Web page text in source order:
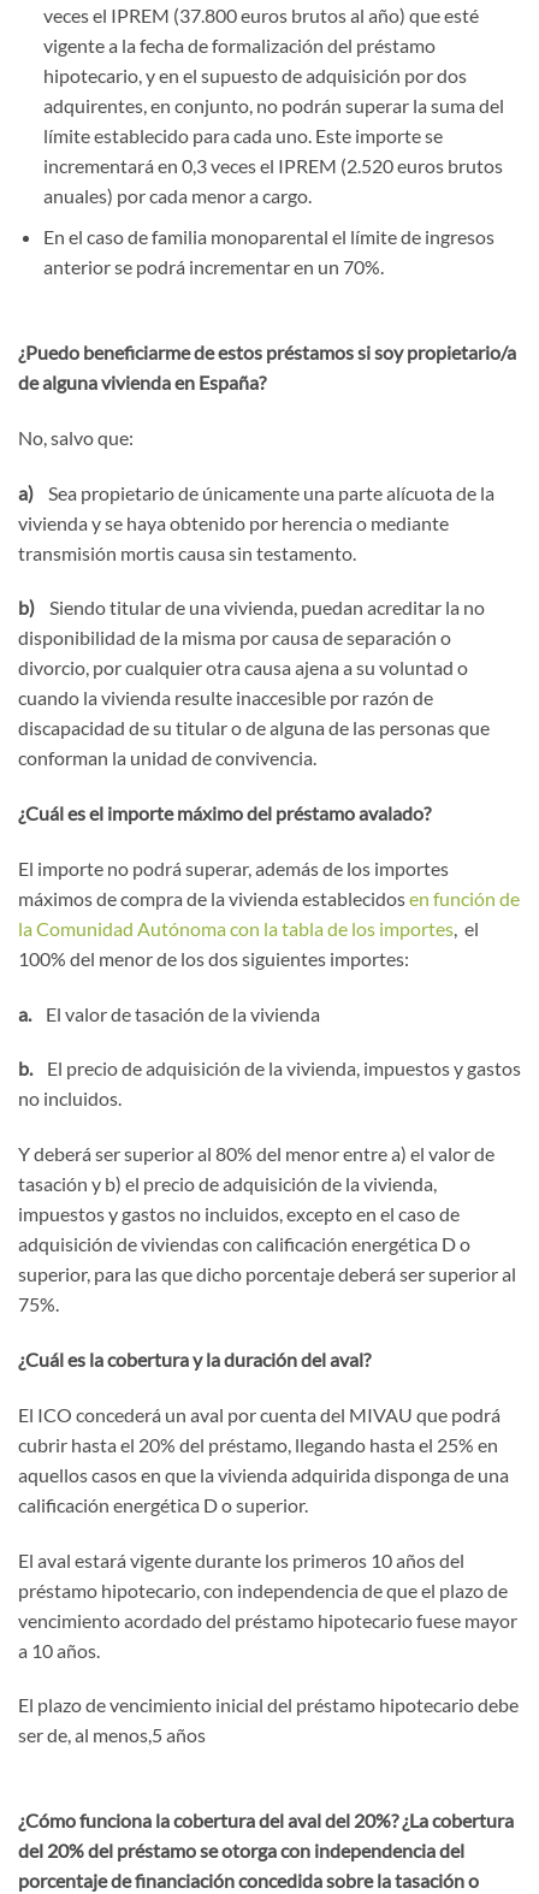
veces el IPREM (37.800 euros brutos al año) que esté
vigente a la fecha de formalización del préstamo
hipotecario, y en el supuesto de adquisición por dos
adquirentes, en conjunto, no podrán superar la suma del
límite establecido para cada uno. Este importe se
incrementará en 0,3 veces el IPREM (2.520 euros brutos
anuales) por cada menor a cargo.
En el caso de familia monoparental el límite de ingresos
anterior se podrá incrementar en un 70%.
¿Puedo beneficiarme de estos préstamos si soy propietario/a
de alguna vivienda en España?
No, salvo que:
a)
Sea propietario de únicamente una parte alícuota de la
vivienda y se haya obtenido por herencia o mediante
transmisión mortis causa sin testamento.
b)
Siendo titular de una vivienda, puedan acreditar la no
disponibilidad de la misma por causa de separación o
divorcio, por cualquier otra causa ajena a su voluntad o
cuando la vivienda resulte inaccesible por razón de
discapacidad de su titular o de alguna de las personas que
conforman la unidad de convivencia.
¿Cuál es el importe máximo del préstamo avalado?
El importe no podrá superar, además de los importes
máximos de compra de la vivienda establecidosen función de
la Comunidad Autónoma con la tabla de los importes, el
100% del menor de los dos siguientes importes:
a. El valor de tasación de la vivienda
b.
El precio de adquisición de la vivienda, impuestos y gastos
no incluidos.
Y deberá ser superior al 80% del menor entre a) el valor de
tasación y b) el precio de adquisición de la vivienda,
impuestos y gastos no incluidos, excepto en el caso de
adquisición de viviendas con calificación energética D o
superior, para las que dicho porcentaje deberá ser superior al
75%.
¿Cuál es la cobertura y la duración del aval?
El ICO concederá un aval por cuenta del MIVAU que podrá
cubrir hasta el 20% del préstamo, llegando hasta el 25% en
aquellos casos en que la vivienda adquirida disponga de una
calificación energética D o superior.
El aval estará vigente durante los primeros 10 años del
préstamo hipotecario, con independencia de que el plazo de
vencimiento acordado del préstamo hipotecario fuese mayor
a 10 años.
El plazo de vencimiento inicial del préstamo hipotecario debe
ser de, al menos,5 años
¿Cómo funciona la cobertura del aval del 20%? ¿La cobertura
del 20% del préstamo se otorga con independencia del
porcentaje de financiación concedida sobre la tasación o